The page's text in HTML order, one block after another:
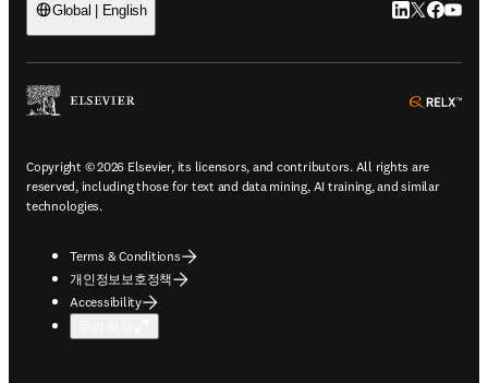
Global | English LinkedIn 새
Twitter 새
Copyright © 2026 Elsevier, its licensors, and contributors. All rights are
reserved, including those for text and data mining, AI training, and similar
technologies.
Terms & Conditions
개인정보보호정책
Accessibility